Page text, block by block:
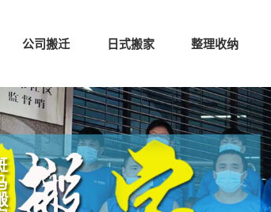
公司搬迁 日式搬家 整理收纳